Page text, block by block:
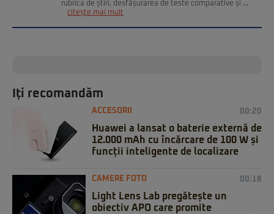
rubrica de știri, desfășurarea de teste comparative și ...
citește mai mult
Iți recomandăm
ACCESORII 00:20
Huawei a lansat o baterie externă de
12.000 mAh cu încărcare de 100 W și
funcții inteligente de localizare
CAMERE FOTO 00:18
Light Lens Lab pregătește un
obiectiv APO care promite